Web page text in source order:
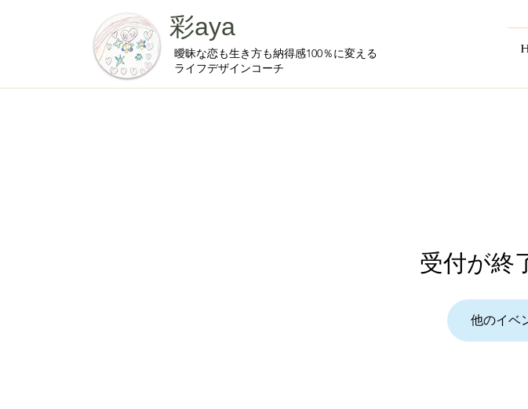
彩aya
曖昧な恋も生き方も納得感100％に変える
ライフデザインコーチ
受付が終
他のイベ